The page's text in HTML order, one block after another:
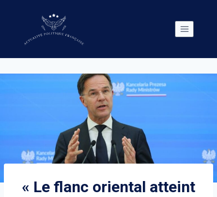
« Le flanc oriental atteint